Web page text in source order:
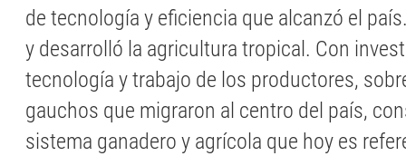
de tecnología y eficiencia que alcanzó el
y desarrolló la agricultura tropical. Con
tecnología y trabajo de los productores,
gauchos que migraron al centro del país,
sistema ganadero y agrícola que hoy es